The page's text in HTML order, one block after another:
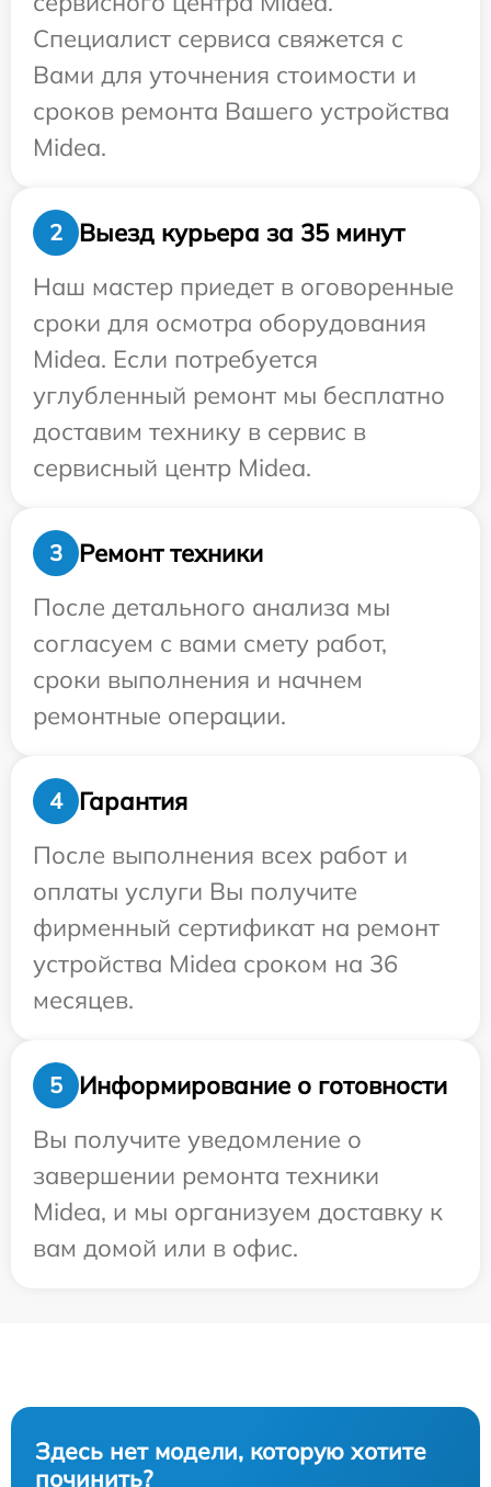
Специалист сервиса свяжется с
Вами для уточнения стоимости и
сроков ремонта Вашего устройства
Midea.
2
Выезд курьера за 35 минут
Наш мастер приедет в оговоренные
сроки для осмотра оборудования
Midea. Если потребуется
углубленный ремонт мы бесплатно
доставим технику в сервис в
сервисный центр Midea.
3
Ремонт техники
После детального анализа мы
согласуем с вами смету работ,
сроки выполнения и начнем
ремонтные операции.
4
Гарантия
После выполнения всех работ и
оплаты услуги Вы получите
фирменный сертификат на ремонт
устройства Midea сроком на 36
месяцев.
5
Информирование о готовности
Вы получите уведомление о
завершении ремонта техники
Midea, и мы организуем доставку к
вам домой или в офис.
Здесь нет модели, которую хотите
починить?